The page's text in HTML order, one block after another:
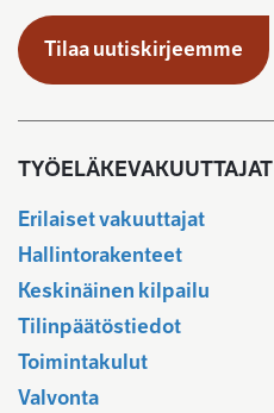
Tilaa uutiskirjeemme
TYÖELÄKEVAKUUTTAJAT
Erilaiset vakuuttajat
Hallintorakenteet
Keskinäinen kilpailu
Tilinpäätöstiedot
Toimintakulut
Valvonta